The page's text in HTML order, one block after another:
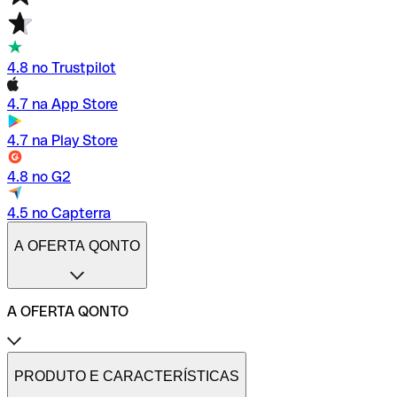
4.8 no Trustpilot
4.7 na App Store
4.7 na Play Store
4.8 no G2
4.5 no Capterra
A OFERTA QONTO
A OFERTA QONTO
Tarifas
Conta profissional online
PRODUTO E CARACTERÍSTICAS